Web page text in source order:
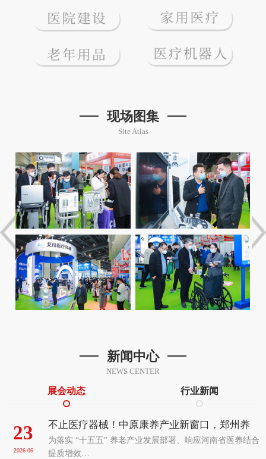
现场图集
Site Atlas
新闻中心
NEWS CENTER
展会动态 行业新闻
23
2026-06
不止医疗器械！中原康养产业新窗口，郑州养
老、辅具及康复医疗展览会前瞻
为落实 “十五五” 养老产业发展部署、响应河南省医养结合
提质增效…